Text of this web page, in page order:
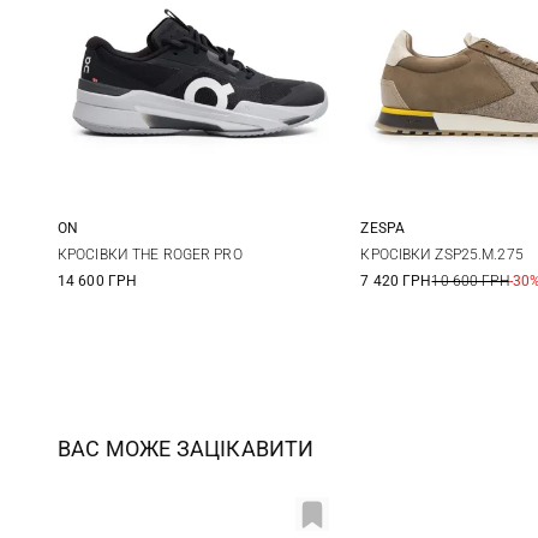
43 44 44,5
ON
КРОСІВКИ THE ROGER PRO
14 600 ГРН
41 42
ZESPA
КРОСІВКИ ZSP25.M.275
7 420 ГРН10 600 ГРН-
ВАС МОЖЕ ЗАЦІКАВИТИ